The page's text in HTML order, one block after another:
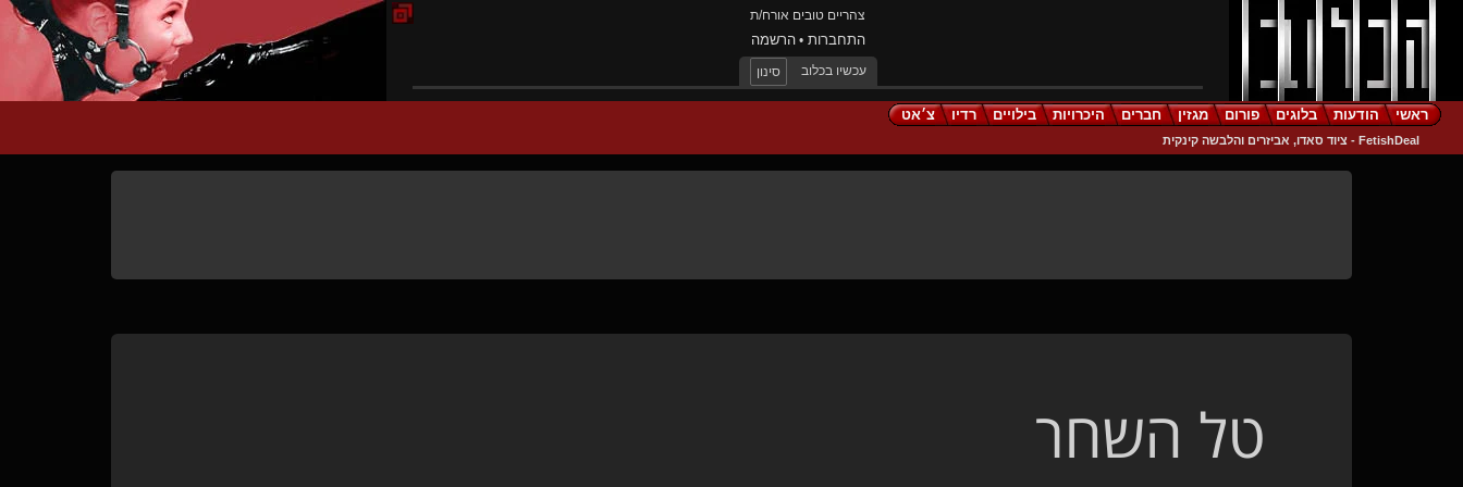
צהריים טובים אורח/ת
התחברות•הרשמה
עכשיו בכלוב סינון
ראשי הודעות בלוגים פורום מגזין חברים היכרויות בילויים רדיו צ׳אט
FetishDeal - ציוד סאדו, אביזרים והלבשה קינקית
טל השחר